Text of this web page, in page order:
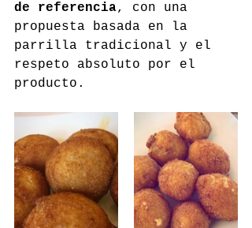
de referencia, con una
propuesta basada en la
parrilla tradicional y el
respeto absoluto por el
producto.